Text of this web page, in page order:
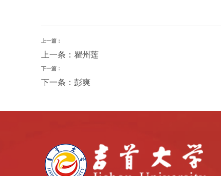
上一篇：
上一条：瞿州莲
下一篇：
下一条：彭爽